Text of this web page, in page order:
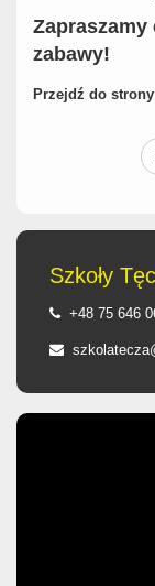
Zapraszamy
zabawy!
Przejdź do
Szkoły
+48 75 646